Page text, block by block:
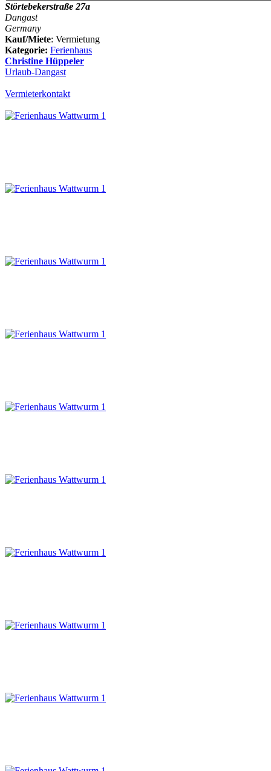
Störtebekerstraße 27a
Dangast
Germany
Kauf/Miete: Vermietung
Kategorie: Ferienhaus
Christine Hüppeler
Urlaub-Dangast
Vermieterkontakt